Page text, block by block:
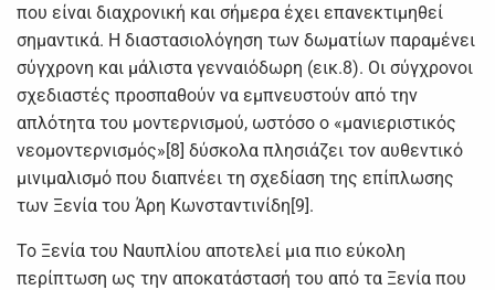
που είναι διαχρονική και σήμερα έχει επανεκτιμηθεί
σημαντικά. Η διαστασιολόγηση των δωματίων παραμένει
σύγχρονη και μάλιστα γενναιόδωρη (εικ.8). Οι σύγχρονοι
σχεδιαστές προσπαθούν να εμπνευστούν από την
απλότητα του μοντερνισμού, ωστόσο ο «μανιεριστικός
νεομοντερνισμός»[8] δύσκολα πλησιάζει τον αυθεντικό
μινιμαλισμό που διαπνέει τη σχεδίαση της επίπλωσης
των Ξενία του Άρη Κωνσταντινίδη[9].
Το Ξενία του Ναυπλίου αποτελεί μια πιο εύκολη
περίπτωση ως την αποκατάστασή του από τα Ξενία που